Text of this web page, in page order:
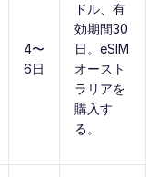
4〜
6日
ドル、有
効期間30
日。eSIM
オースト
ラリアを
購入す
る。